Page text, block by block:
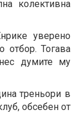
колективна
уверено
Тогава
думите му
треньори в
обсебен от